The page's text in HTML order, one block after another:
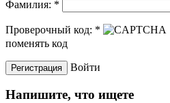
Фамилия: *
Проверочный код: *
поменять код
Войти
Напишите, что ищете